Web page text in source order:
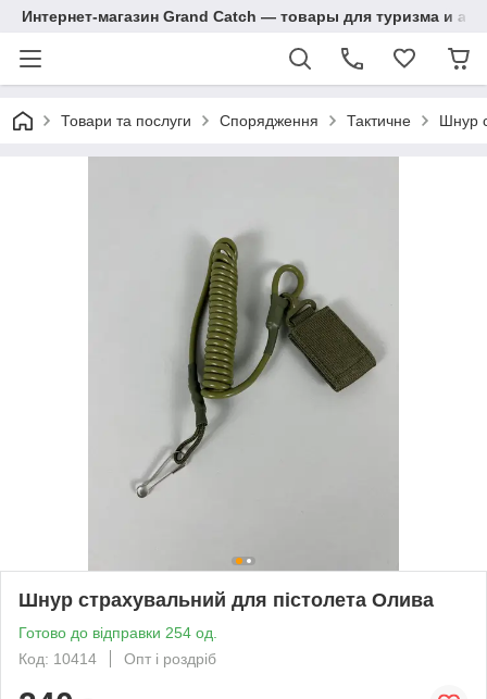
Интернет-магазин Grand Catch — товары для туризма и
Товари та послуги Спорядження Тактичне Шнур
Шнур страхувальний для пістолета Олива
Готово до відправки 254 од.
Код: 10414
Опт і роздріб